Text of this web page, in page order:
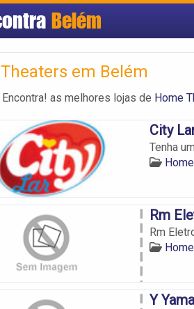
Belém
em Belém
as melhores lojas de Home
City
Tenha
Rm
Rm
Y